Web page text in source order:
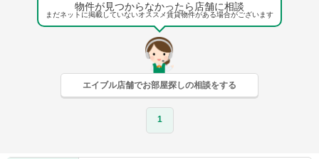
物件が見つからなかったら店舗に相談
まだネットに掲載していないオススメ賃貸物件がある場合がございます
エイブル店舗でお部屋探しの相談をする
1